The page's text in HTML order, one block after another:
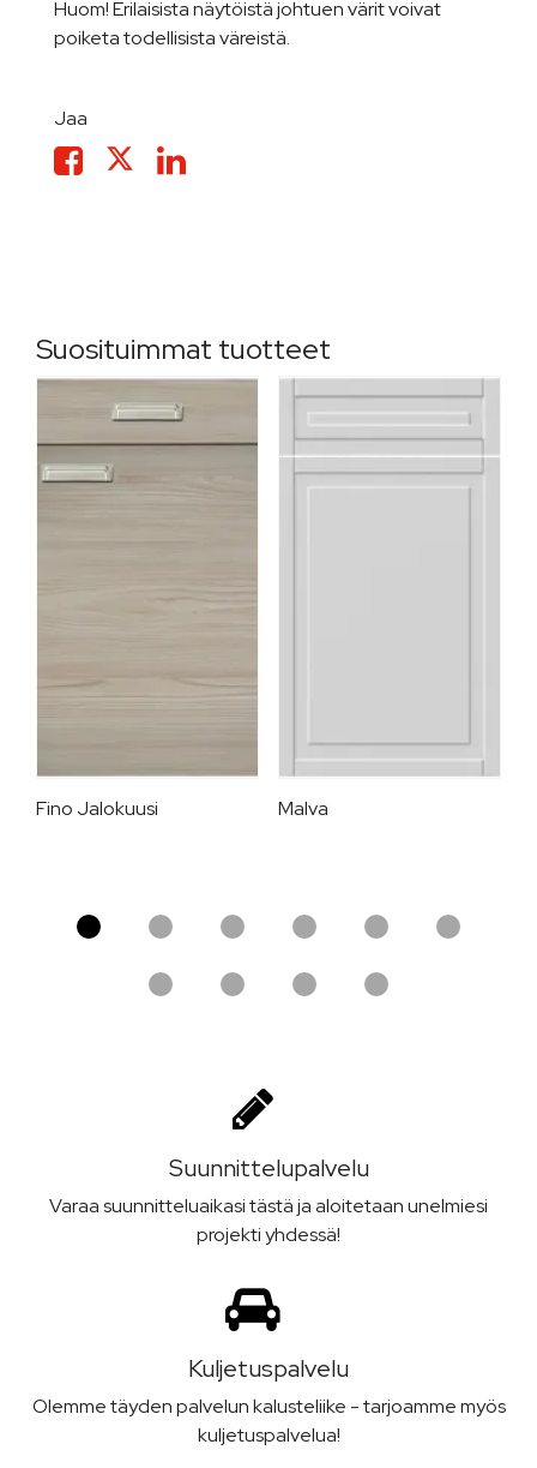
Huom! Erilaisista näytöistä johtuen värit voivat
poiketa todellisista väreistä.
Jaa
Suosituimmat tuotteet
Fino Jalokuusi Malva
Suunnittelu­palvelu
Varaa suunnitteluaikasi tästä ja aloitetaan unelmiesi
projekti yhdessä!
Kuljetus­palvelu
Olemme täyden palvelun kalusteliike - tarjoamme myös
kuljetuspalvelua!